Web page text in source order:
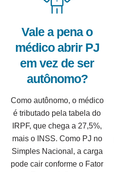
Vale a pena o
médico abrir PJ
em vez de ser
autônomo?
Como autônomo, o médico
é tributado pela tabela do
IRPF, que chega a 27,5%,
mais o INSS. Como PJ no
Simples Nacional, a carga
pode cair conforme o Fator